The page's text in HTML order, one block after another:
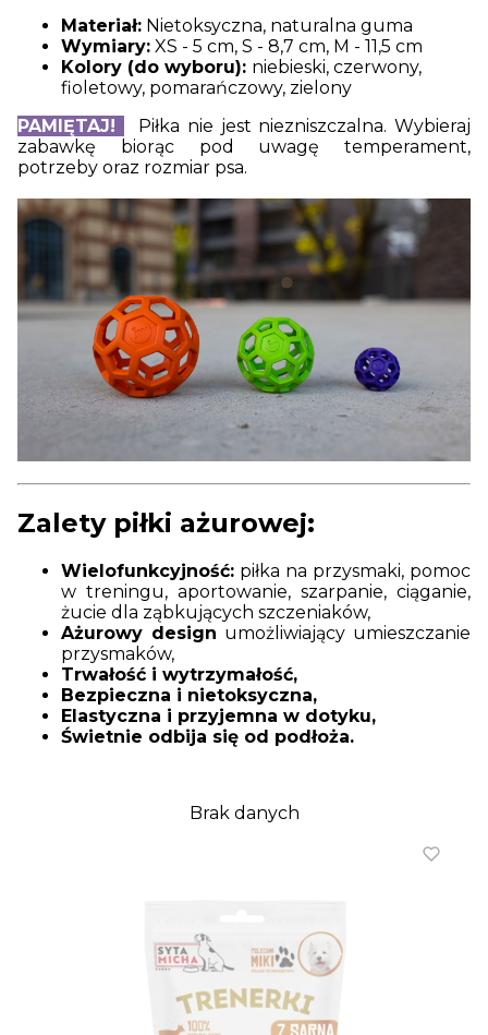
Materiał: Nietoksyczna, naturalna guma
Wymiary: XS - 5 cm, S - 8,7 cm, M - 11,5 cm
Kolory (do wyboru): niebieski, czerwony,
fioletowy, pomarańczowy, zielony
PAMIĘTAJ!
Piłka nie jest niezniszczalna. Wybieraj
zabawkę biorąc pod uwagę temperament,
potrzeby oraz rozmiar psa.
Zalety piłki ażurowej:
Wielofunkcyjność: piłka na przysmaki, pomoc
w treningu, aportowanie, szarpanie, ciąganie,
żucie dla ząbkujących szczeniaków,
Ażurowy design umożliwiający umieszczanie
przysmaków,
Trwałość i wytrzymałość,
Bezpieczna i nietoksyczna,
Elastyczna i przyjemna w dotyku,
Świetnie odbija się od podłoża.
Brak danych